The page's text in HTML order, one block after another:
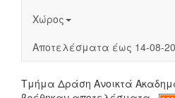
Χώρος
Αποτελέσματα έως 14-08-
Τμήμα Δράση Ανοικτά